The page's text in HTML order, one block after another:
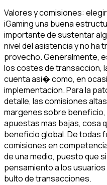
Valores y comisiones:
iGaming una buena
importante de sustentar
nivel del asistencia y no ha
provecho. Generalmente,
los costes de transaccion,
cuenta asi� como, en
implementacion. Para la
detalle, las comisiones
margenes sobre
apuestas mas bajas, cosa
beneficio global. De todas
comisiones en
de una medio, puesto que
pensamiento a los
bulto de transacciones.